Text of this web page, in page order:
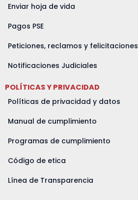
Enviar hoja de vida
Pagos PSE
Peticiones, reclamos y felicitaciones
Notificaciones Judiciales
POLÍTICAS Y PRIVACIDAD
Políticas de privacidad y datos
Manual de cumplimiento
Programas de cumplimiento
Código de etica
Línea de Transparencia